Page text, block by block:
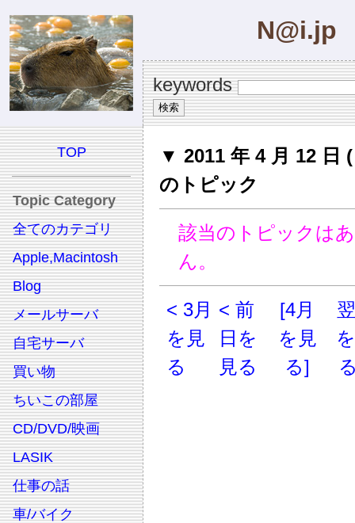
N@i.jp
keywords
TOP
Topic Category
全てのカテゴリ
Apple,Macintosh
Blog
メールサーバ
自宅サーバ
買い物
ちいこの部屋
CD/DVD/映画
LASIK
仕事の話
車/バイク
▼ 2011 年 4 月 12 日
のトピック
該当のトピックは
ん。
< 3月
を見
る
< 前
日を
見る
[4月
を見
る]